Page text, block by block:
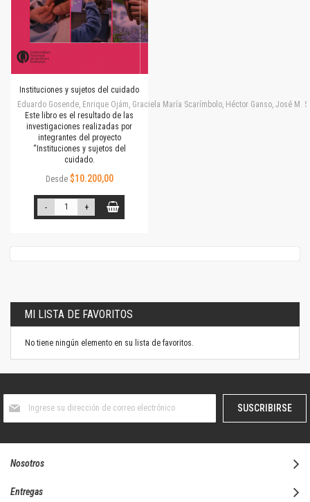
Instituciones y sujetos del cuidado
Eduardo Gosende, Enrique Ojám, Graciela María Scarímbolo, Héctor Ganso, José
Este libro es el resultado de las
investigaciones realizadas por
integrantes del proyecto
“Instituciones y sujetos del
cuidado.
Desde $10.200,00
- +
MI LISTA DE FAVORITOS
No tiene ningún elemento en su lista de favoritos.
boletín
SUSCRIBIRSE
Nosotros
Entregas